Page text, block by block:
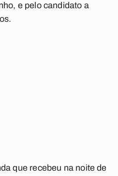
e pelo candidato a
que recebeu na noite de